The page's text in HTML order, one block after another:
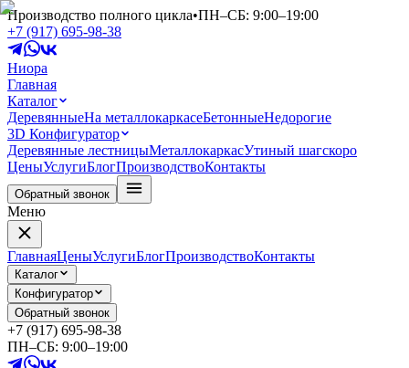
Производство полного цикла•ПН–СБ: 9:00–19:00
+7 (917) 695-98-38
Ниора
Главная
Каталог
ДеревянныеНа металлокаркасеБетонныеНедорогие
3D Конфигуратор
Деревянные лестницыМеталлокаркасУтиный шагскоро
ЦеныУслугиБлогПроизводствоКонтакты
Обратный звонок
Меню
ГлавнаяЦеныУслугиБлогПроизводствоКонтакты
Каталог
Конфигуратор
Обратный звонок
+7 (917) 695-98-38
ПН–СБ: 9:00–19:00